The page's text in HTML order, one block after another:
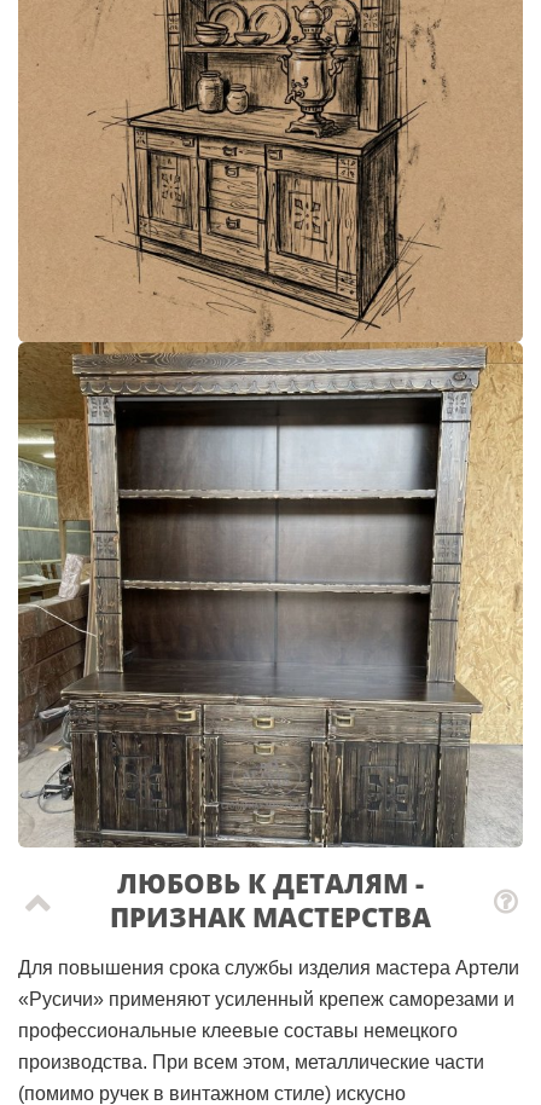
ЛЮБОВЬ К ДЕТАЛЯМ -
ПРИЗНАК МАСТЕРCТВА
Для повышения срока службы изделия мастера Артели
«Русичи» применяют усиленный крепеж саморезами и
профессиональные клеевые составы немецкого
производства. При всем этом, металлические части
(помимо ручек в винтажном стиле) искусно